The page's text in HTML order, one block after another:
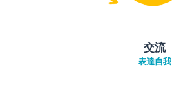
交流
表達自我